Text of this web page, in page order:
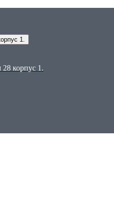
дом 28 корпус 1.
корпус 1.